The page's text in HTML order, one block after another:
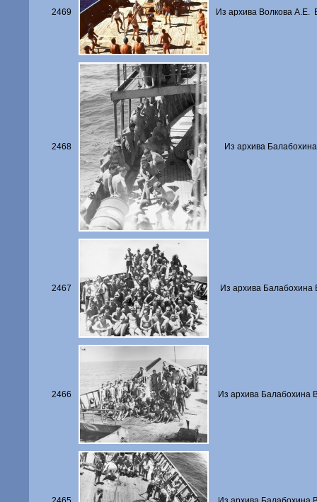
2469 Из архива Волкова А.Е.
2468 Из архива
2467 Из архива
2466 Из архива Балабохина